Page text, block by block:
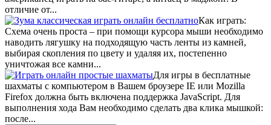
отличие от...
Как играть:
Схема очень проста – при помощи курсора мыши необходимо
наводить лягушку на подходящую часть ленты из камней,
выбирая скопления по цвету и удаляя их, постепенно
уничтожая все камни...
Для игры в бесплатные
шахматы с компьютером в Вашем броузере IE или Mozilla
Firefox должна быть включена поддержка JavaScript. Для
выполнения хода Вам необходимо сделать два клика мышкой:
после...